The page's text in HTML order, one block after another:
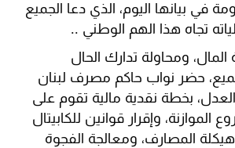
في بيانها اليوم، الذي دعا الجميع
تجاه هذا الهم الوطني ..
ومحاولة تدارك الحال
حضر نواب حاكم مصرف لبنان
بخطة نقدية مالية تقوم على
الموازنة، وإقرار قوانين للكابيتال
المصارف، ومعالجة الفجوة